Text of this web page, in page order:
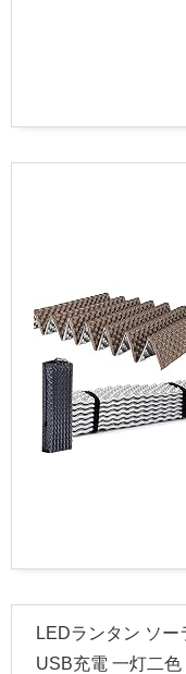
LEDランタン ソー
USB充電 一灯二色